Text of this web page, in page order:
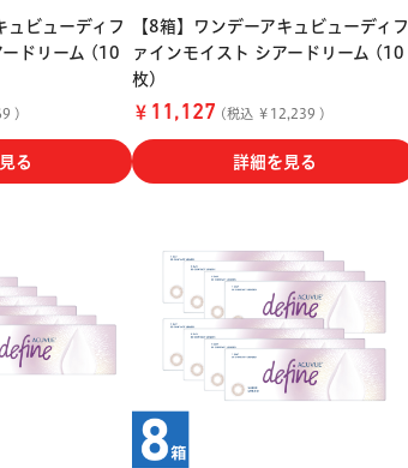
ュビューディフ
ドリーム (10
)
る
【8箱】ワンデーアキュビューディフ
ァインモイスト シアードリーム (10
枚)
￥ 11,127 (税込 ￥12,239 )
詳細を見る